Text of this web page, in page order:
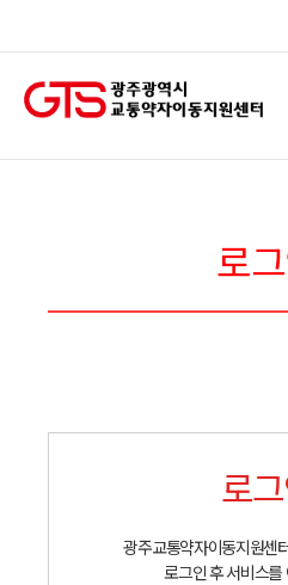
로
로
광주교통약자이동지원센
로그인 후 서비스를